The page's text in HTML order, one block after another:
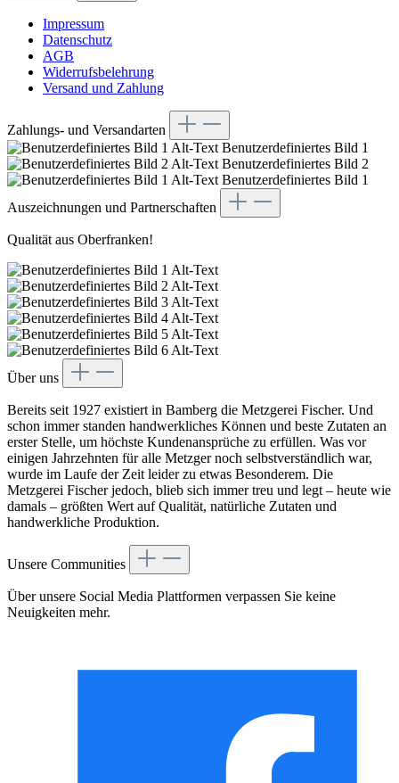
Impressum
Datenschutz
AGB
Widerrufsbelehrung
Versand und Zahlung
Zahlungs- und Versandarten
Benutzerdefiniertes Bild 1
Benutzerdefiniertes Bild 2
Benutzerdefiniertes Bild 1
Auszeichnungen und Partnerschaften
Qualität aus Oberfranken!
Über uns
Bereits seit 1927 existiert in Bamberg die Metzgerei Fischer. Und
schon immer standen handwerkliches Können und beste Zutaten an
erster Stelle, um höchste Kundenansprüche zu erfüllen. Was vor
einigen Jahrzehnten für alle Metzger noch selbstverständlich war,
wurde im Laufe der Zeit leider zu etwas Besonderem. Die
Metzgerei Fischer jedoch, blieb sich immer treu und legt – heute wie
damals – größten Wert auf Qualität, natürliche Zutaten und
handwerkliche Produktion.
Unsere Communities
Über unsere Social Media Plattformen verpassen Sie keine
Neuigkeiten mehr.